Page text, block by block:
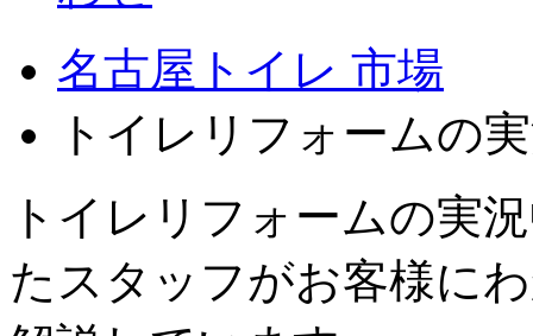
名古屋トイレ 市場
トイレリフォームの
トイレリフォームの実
たスタッフがお客様に